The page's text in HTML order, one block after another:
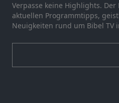
Verpasse keine Highlights.
aktuellen Programmtipps,
Neuigkeiten rund um Bibel TV